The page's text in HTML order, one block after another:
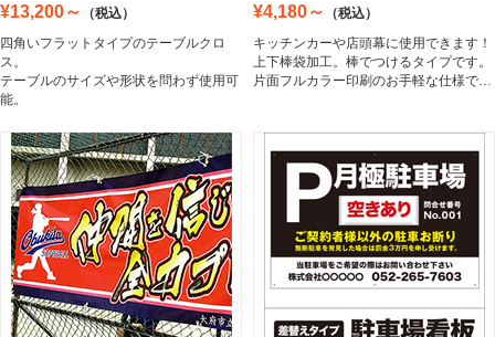
Aluminum Composite Board
スチレンボード
Styrene Board
板材
Board
¥13,200～
（税込）
四角いフラットタイプのテーブルクロ
ス。
テーブルのサイズや形状を問わず使用可
能。
¥4,180～
（税込）
キッチンカーや店頭幕に使用できます！
上下棒袋加工。棒でつけるタイプです。
片面フルカラー印刷のお手軽な仕様で…